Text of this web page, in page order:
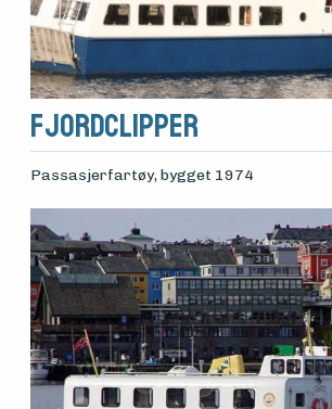
Fjordclipper
Passasjerfartøy, bygget 1974